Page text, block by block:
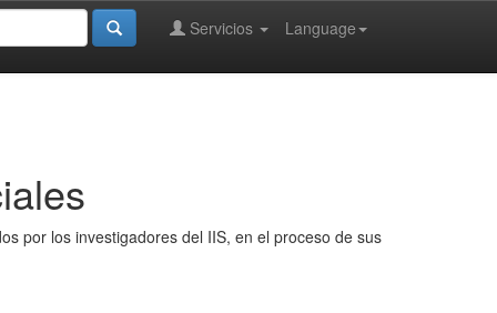
Language
Servicios
por los investigadores del IIS, en el proceso de sus